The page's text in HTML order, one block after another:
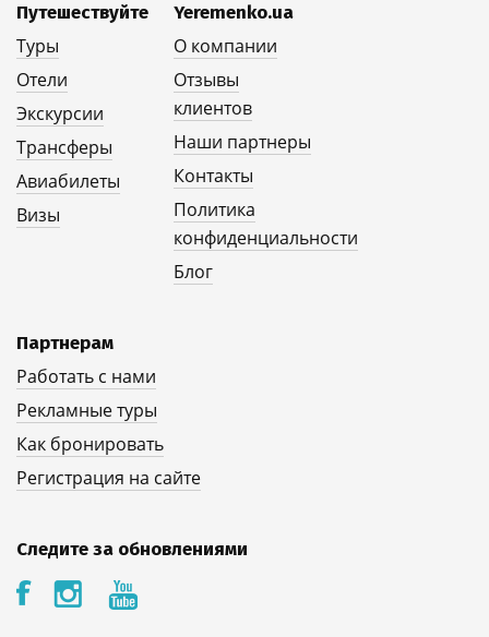
Путешествуйте
Туры
Отели
Экскурсии
Трансферы
Авиабилеты
Визы
Yeremenko.ua
О компании
Отзывы
клиентов
Наши партнеры
Контакты
Политика
конфиденциальности
Блог
Партнерам
Работать с нами
Рекламные туры
Как бронировать
Регистрация на сайте
Следите за обновлениями